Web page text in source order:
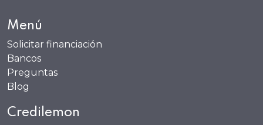
Menú
Solicitar financiación
Bancos
Preguntas
Blog
Credilemon